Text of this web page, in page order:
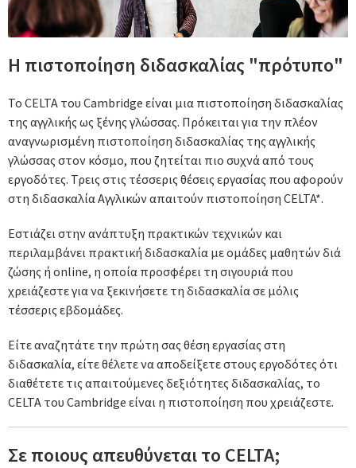
Η πιστοποίηση διδασκαλίας "πρότυπο"
Το CELTA του Cambridge είναι μια πιστοποίηση διδασκαλίας
της αγγλικής ως ξένης γλώσσας. Πρόκειται για την πλέον
αναγνωρισμένη πιστοποίηση διδασκαλίας της αγγλικής
γλώσσας στον κόσμο, που ζητείται πιο συχνά από τους
εργοδότες. Τρεις στις τέσσερις θέσεις εργασίας που αφορούν
στη διδασκαλία Αγγλικών απαιτούν πιστοποίηση CELTA*.
Εστιάζει στην ανάπτυξη πρακτικών τεχνικών και
περιλαμβάνει πρακτική διδασκαλία με ομάδες μαθητών διά
ζώσης ή online, η οποία προσφέρει τη σιγουριά που
χρειάζεστε για να ξεκινήσετε τη διδασκαλία σε μόλις
τέσσερις εβδομάδες.
Είτε αναζητάτε την πρώτη σας θέση εργασίας στη
διδασκαλία, είτε θέλετε να αποδείξετε στους εργοδότες ότι
διαθέτετε τις απαιτούμενες δεξιότητες διδασκαλίας, το
CELTA του Cambridge είναι η πιστοποίηση που χρειάζεστε.
Σε ποιους απευθύνεται το CELTA;